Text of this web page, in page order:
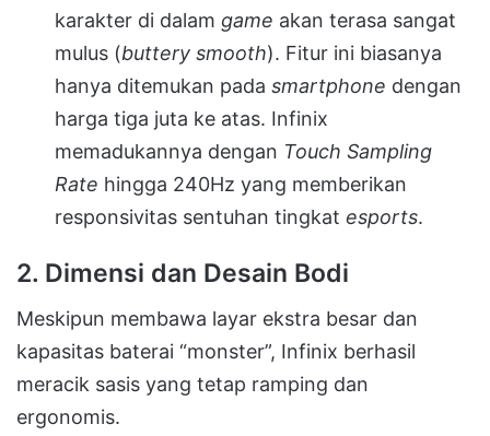
karakter di dalam game akan terasa sangat
mulus (buttery smooth). Fitur ini biasanya
hanya ditemukan pada smartphone dengan
harga tiga juta ke atas. Infinix
memadukannya dengan Touch Sampling
Rate hingga 240Hz yang memberikan
responsivitas sentuhan tingkat esports.
2. Dimensi dan Desain Bodi
Meskipun membawa layar ekstra besar dan
kapasitas baterai “monster”, Infinix berhasil
meracik sasis yang tetap ramping dan
ergonomis.